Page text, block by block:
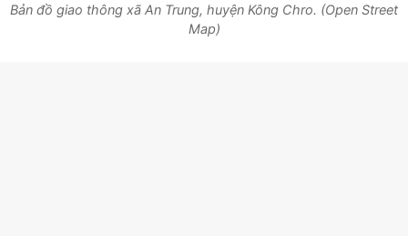
Bản đồ giao thông xã An Trung, huyện Kông Chro. (Open Street
Map)